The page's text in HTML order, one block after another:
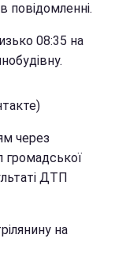
повідомленні.
08:35 на
через
громадської
ДТП
на